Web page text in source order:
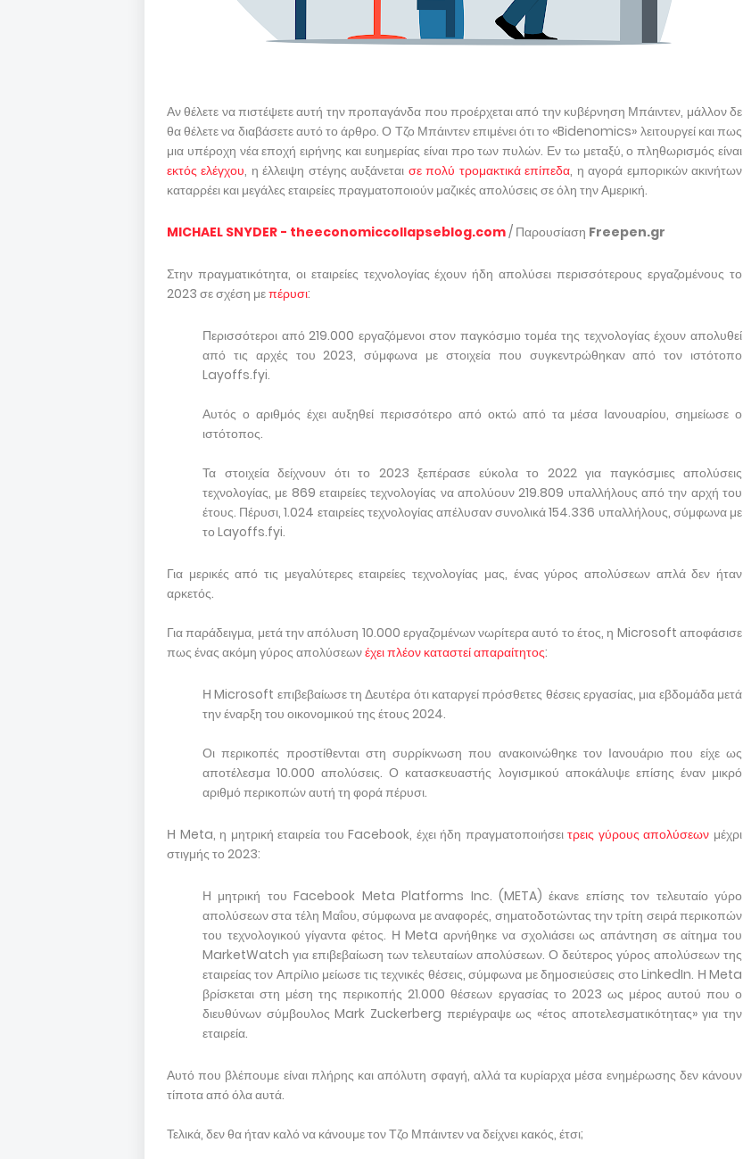
Αν θέλετε να πιστέψετε αυτή την προπαγάνδα που προέρχεται από την κυβέρνηση Μπάιντεν, μάλλον δε
θα θέλετε να διαβάσετε αυτό το άρθρο. Ο Τζο Μπάιντεν επιμένει ότι το «Bidenomics» λειτουργεί και πως
μια υπέροχη νέα εποχή ειρήνης και ευημερίας είναι προ των πυλών. Εν τω μεταξύ, ο πληθωρισμός είναι
εκτός ελέγχου, η έλλειψη στέγης αυξάνεται σε πολύ τρομακτικά επίπεδα, η αγορά εμπορικών ακινήτων
καταρρέει και μεγάλες εταιρείες πραγματοποιούν μαζικές απολύσεις σε όλη την Αμερική.
MICHAEL SNYDER - theeconomiccollapseblog.com/ Παρουσίαση Freepen.gr
Στην πραγματικότητα, οι εταιρείες τεχνολογίας έχουν ήδη απολύσει περισσότερους εργαζομένους το
2023 σε σχέση μεπέρυσι:
Περισσότεροι από 219.000 εργαζόμενοι στον παγκόσμιο τομέα της τεχνολογίας έχουν απολυθεί
από τις αρχές του 2023, σύμφωνα με στοιχεία που συγκεντρώθηκαν από τον ιστότοπο
Layoffs.fyi.
Αυτός ο αριθμός έχει αυξηθεί περισσότερο από οκτώ από τα μέσα Ιανουαρίου, σημείωσε ο
ιστότοπος.
Τα στοιχεία δείχνουν ότι το 2023 ξεπέρασε εύκολα το 2022 για παγκόσμιες απολύσεις
τεχνολογίας, με 869 εταιρείες τεχνολογίας να απολύουν 219.809 υπαλλήλους από την αρχή του
έτους. Πέρυσι, 1.024 εταιρείες τεχνολογίας απέλυσαν συνολικά 154.336 υπαλλήλους, σύμφωνα με
το Layoffs.fyi.
Για μερικές από τις μεγαλύτερες εταιρείες τεχνολογίας μας, ένας γύρος απολύσεων απλά δεν ήταν
αρκετός.
Για παράδειγμα, μετά την απόλυση 10.000 εργαζομένων νωρίτερα αυτό το έτος, η Microsoft αποφάσισε
πως ένας ακόμη γύρος απολύσεωνέχει πλέον καταστεί απαραίτητος:
Η Microsoft επιβεβαίωσε τη Δευτέρα ότι καταργεί πρόσθετες θέσεις εργασίας, μια εβδομάδα μετά
την έναρξη του οικονομικού της έτους 2024.
Οι περικοπές προστίθενται στη συρρίκνωση που ανακοινώθηκε τον Ιανουάριο που είχε ως
αποτέλεσμα 10.000 απολύσεις. Ο κατασκευαστής λογισμικού αποκάλυψε επίσης έναν μικρό
αριθμό περικοπών αυτή τη φορά πέρυσι.
Η Meta, η μητρική εταιρεία του Facebook, έχει ήδη πραγματοποιήσειτρεις γύρους απολύσεων μέχρι
στιγμής το 2023:
Η μητρική του Facebook Meta Platforms Inc. (META) έκανε επίσης τον τελευταίο γύρο
απολύσεων στα τέλη Μαΐου, σύμφωνα με αναφορές, σηματοδοτώντας την τρίτη σειρά περικοπών
του τεχνολογικού γίγαντα φέτος. Η Meta αρνήθηκε να σχολιάσει ως απάντηση σε αίτημα του
MarketWatch για επιβεβαίωση των τελευταίων απολύσεων. Ο δεύτερος γύρος απολύσεων της
εταιρείας τον Απρίλιο μείωσε τις τεχνικές θέσεις, σύμφωνα με δημοσιεύσεις στο LinkedIn. Η Meta
βρίσκεται στη μέση της περικοπής 21.000 θέσεων εργασίας το 2023 ως μέρος αυτού που ο
διευθύνων σύμβουλος Mark Zuckerberg περιέγραψε ως «έτος αποτελεσματικότητας» για την
εταιρεία.
Αυτό που βλέπουμε είναι πλήρης και απόλυτη σφαγή, αλλά τα κυρίαρχα μέσα ενημέρωσης δεν κάνουν
τίποτα από όλα αυτά.
Τελικά, δεν θα ήταν καλό να κάνουμε τον Τζο Μπάιντεν να δείχνει κακός, έτσι;